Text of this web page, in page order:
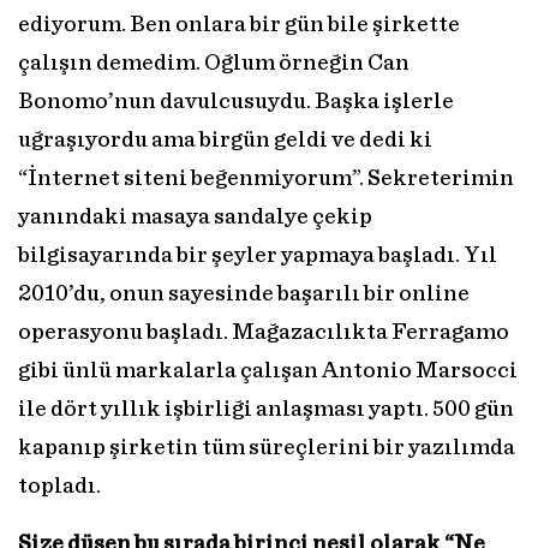
ediyorum. Ben onlara bir gün bile şirkette
çalışın demedim. Oğlum örneğin Can
Bonomo’nun davulcusuydu. Başka işlerle
uğraşıyordu ama birgün geldi ve dedi ki
“İnternet siteni beğenmiyorum”. Sekreterimin
yanındaki masaya sandalye çekip
bilgisayarında bir şeyler yapmaya başladı. Yıl
2010’du, onun sayesinde başarılı bir online
operasyonu başladı. Mağazacılıkta Ferragamo
gibi ünlü markalarla çalışan Antonio Marsocci
ile dört yıllık işbirliği anlaşması yaptı. 500 gün
kapanıp şirketin tüm süreçlerini bir yazılımda
topladı.